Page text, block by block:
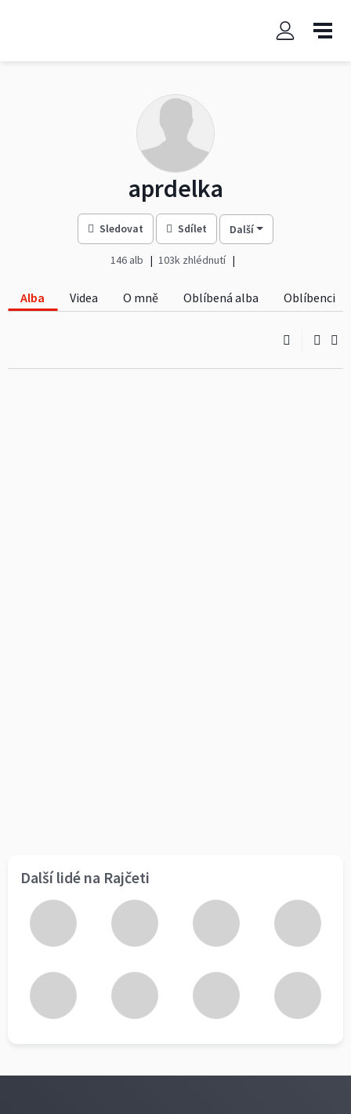
aprdelka
Sledovat Sdílet Další
146 alb 103k zhlédnutí
Alba Videa O mně Oblíbená alba Oblíbenci
Další lidé na Rajčeti